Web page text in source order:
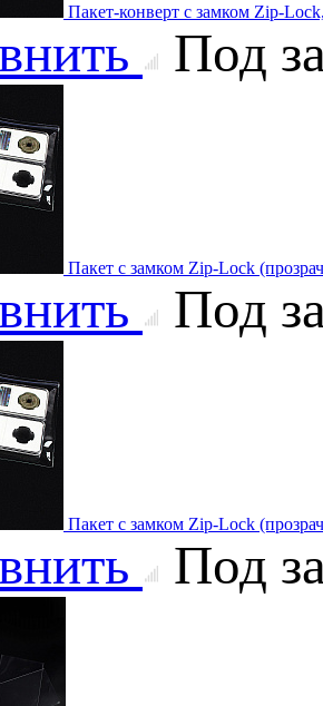
Пакет-конверт с замком Zip-
Под
Пакет с замком Zip-Lock
Под
Пакет с замком Zip-Lock
Под